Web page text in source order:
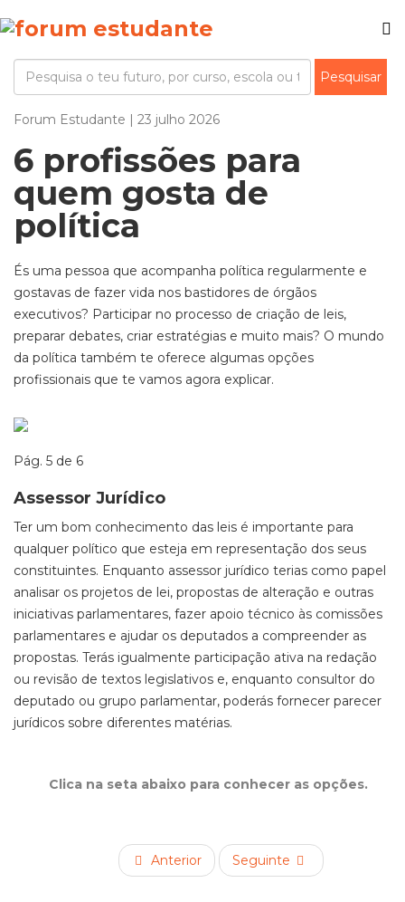
Forum Estudante | 23 julho 2026
6 profissões para
quem gosta de
política
És uma pessoa que acompanha política regularmente e
gostavas de fazer vida nos bastidores de órgãos
executivos? Participar no processo de criação de leis,
preparar debates, criar estratégias e muito mais? O mundo
da política também te oferece algumas opções
profissionais que te vamos agora explicar.
Pág. 5 de 6
Assessor Jurídico
Ter um bom conhecimento das leis é importante para
qualquer político que esteja em representação dos seus
constituintes. Enquanto assessor jurídico terias como papel
analisar os projetos de lei, propostas de alteração e outras
iniciativas parlamentares, fazer apoio técnico às comissões
parlamentares e ajudar os deputados a compreender as
propostas. Terás igualmente participação ativa na redação
ou revisão de textos legislativos e, enquanto consultor do
deputado ou grupo parlamentar, poderás fornecer parecer
jurídicos sobre diferentes matérias.
Clica na seta abaixo para conhecer as opções.
Anterior Seguinte